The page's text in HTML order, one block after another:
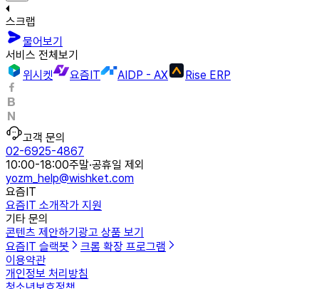
스크랩
물어보기
서비스 전체보기
위시켓
요즘IT AIDP - AX Rise ERP
고객 문의
02-6925-4867
10:00-18:00주말·공휴일 제외
yozm_help@wishket.com
요즘IT
요즘IT 소개작가 지원
기타 문의
콘텐츠 제안하기 광고 상품 보기
요즘IT 슬랙봇
크롬 확장 프로그램
이용약관
개인정보 처리방침